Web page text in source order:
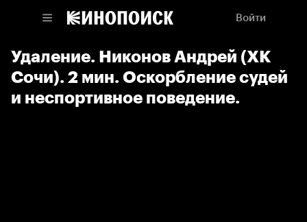
Войти
Удаление. Никонов Андрей (ХК
Сочи). 2 мин. Оскорбление судей
и неспортивное поведение.